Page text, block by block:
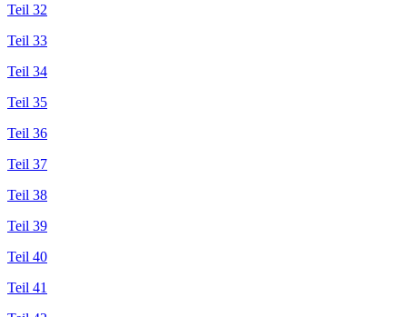
Teil 32
Teil 33
Teil 34
Teil 35
Teil 36
Teil 37
Teil 38
Teil 39
Teil 40
Teil 41